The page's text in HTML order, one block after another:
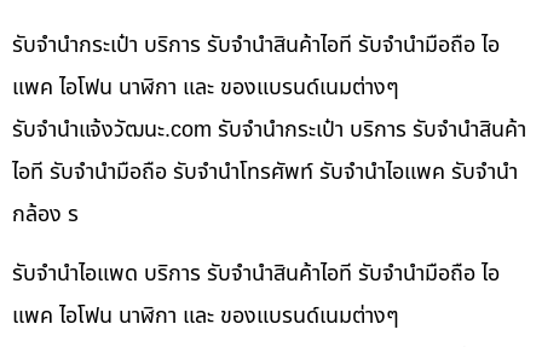
รับจำนำกระเป๋า บริการ รับจำนำสินค้าไอที รับจำนำมือถือ ไอ
แพค ไอโฟน นาฬิกา และ ของแบรนด์เนมต่างๆ
รับจํานําแจ้งวัฒนะ.com รับจำนำกระเป๋า บริการ รับจำนำสินค้า
ไอที รับจำนำมือถือ รับจำนำโทรศัพท์ รับจำนำไอแพค รับจำนำ
กล้อง ร
รับจำนำไอแพด บริการ รับจำนำสินค้าไอที รับจำนำมือถือ ไอ
แพค ไอโฟน นาฬิกา และ ของแบรนด์เนมต่างๆ